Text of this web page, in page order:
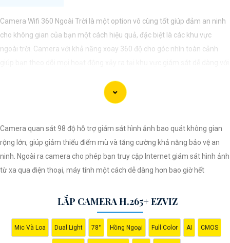
Camera Wifi 360 Ngoài Trời là một option vô cùng tốt giúp đảm an ninh
cho không gian của bạn một cách hiệu quả, đặc biệt là các khu vực
ngoài trời. Camera với khả năng xoay 360 độ cho góc nhìn toàn cảnh
Camera được thiết kế chắc chắn, chống nước và chống bụi giúp camera
ngoài trời, bạn có thể yên tâm mà không cần lo lắng về việc bị xâm nhập
hoặc mất trội tài sản.
Camera quan sát 98 độ hỗ trợ giám sát hình ảnh bao quát không gian
rộng lớn, giúp giảm thiểu điểm mù và tăng cường khả năng bảo vệ an
ninh. Ngoài ra camera cho phép bạn truy cập Internet giám sát hình ảnh
từ xa qua điện thoại, máy tính một cách dễ dàng hơn bao giờ hết
LẮP CAMERA H.265+ EZVIZ
Mic Và Loa Dual Light 78° Hồng Ngoại Full Color AI CMOS